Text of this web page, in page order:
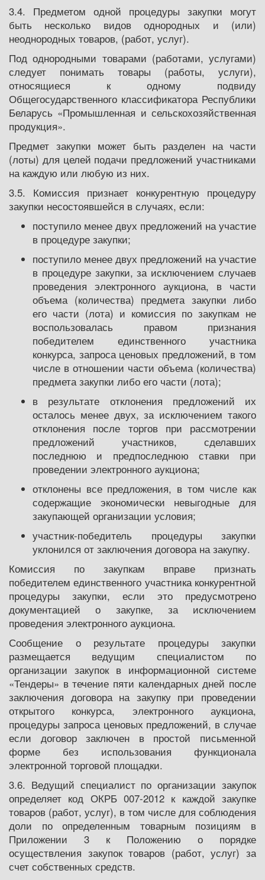
3.4. Предметом одной процедуры закупки могут
быть несколько видов однородных и (или)
неоднородных товаров, (работ, услуг).
Под однородными товарами (работами, услугами)
следует понимать товары (работы, услуги),
относящиеся к одному подвиду
Общегосударственного классификатора Республики
Беларусь «Промышленная и сельскохозяйственная
продукция».
Предмет закупки может быть разделен на части
(лоты) для целей подачи предложений участниками
на каждую или любую из них.
3.5. Комиссия признает конкурентную процедуру
закупки несостоявшейся в случаях, если:
поступило менее двух предложений на участие
в процедуре закупки;
поступило менее двух предложений на участие
в процедуре закупки, за исключением случаев
проведения электронного аукциона, в части
объема (количества) предмета закупки либо
его части (лота) и комиссия по закупкам не
воспользовалась правом признания
победителем единственного участника
конкурса, запроса ценовых предложений, в том
числе в отношении части объема (количества)
предмета закупки либо его части (лота);
в результате отклонения предложений их
осталось менее двух, за исключением такого
отклонения после торгов при рассмотрении
предложений участников, сделавших
последнюю и предпоследнюю ставки при
проведении электронного аукциона;
отклонены все предложения, в том числе как
содержащие экономически невыгодные для
закупающей организации условия;
участник-победитель процедуры закупки
уклонился от заключения договора на закупку.
Комиссия по закупкам вправе признать
победителем единственного участника конкурентной
процедуры закупки, если это предусмотрено
документацией о закупке, за исключением
проведения электронного аукциона.
Сообщение о результате процедуры закупки
размещается ведущим специалистом по
организации закупок в информационной системе
«Тендеры» в течение пяти календарных дней после
заключения договора на закупку при проведении
открытого конкурса, электронного аукциона,
процедуры запроса ценовых предложений, в случае
если договор заключен в простой письменной
форме без использования функционала
электронной торговой площадки.
3.6. Ведущий специалист по организации закупок
определяет код ОКРБ 007-2012 к каждой закупке
товаров (работ, услуг), в том числе для соблюдения
доли по определенным товарным позициям в
Приложении 3 к Положению о порядке
осуществления закупок товаров (работ, услуг) за
счет собственных средств.